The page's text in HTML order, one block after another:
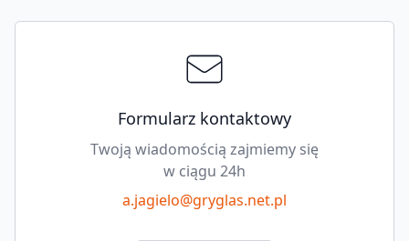
Formularz kontaktowy
Twoją wiadomością zajmiemy się
w ciągu 24h
a.jagielo@gryglas.net.pl